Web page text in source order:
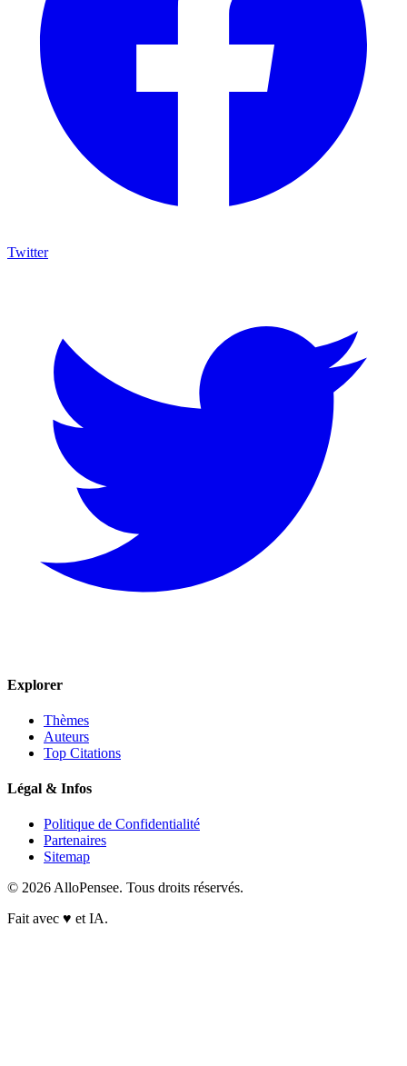
Twitter
Explorer
Thèmes
Auteurs
Top Citations
Légal & Infos
Politique de Confidentialité
Partenaires
Sitemap
© 2026 AlloPensee. Tous droits réservés.
Fait avec ♥ et IA.